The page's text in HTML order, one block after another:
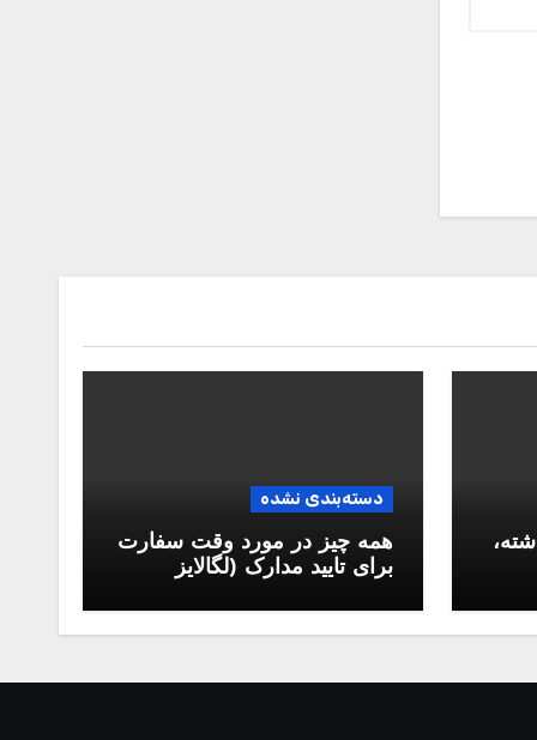
دسته‌بندی نشده
همه چیز در مورد وقت سفارت
برای تایید مدارک (لگالایز